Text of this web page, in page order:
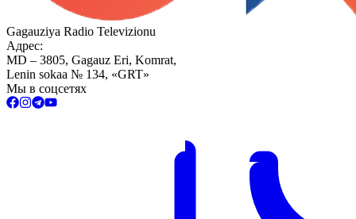
Gagauziya Radio Televizionu
Адрес:
MD – 3805, Gagauz Eri, Komrat,
Lenin sokaa № 134, «GRT»
Мы в соцсетях